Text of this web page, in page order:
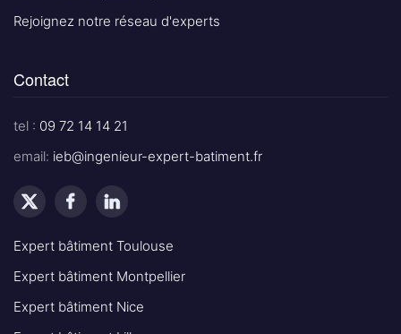
Rejoignez notre réseau d'experts
Contact
tel : 09 72 14 14 21
email: ieb@ingenieur-expert-batiment.fr
Expert bâtiment Toulouse
Expert bâtiment Montpellier
Expert bâtiment Nice